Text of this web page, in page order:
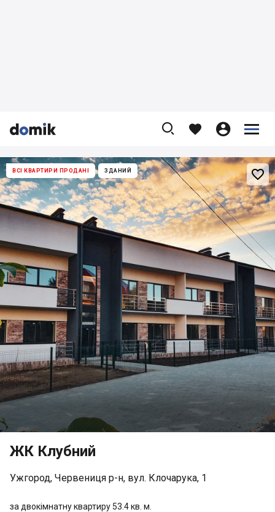


    


ВСІ КВАРТИРИ ПРОДАНІ ЗДАНИЙ 
ЖК Клубний
Ужгород, Червениця р-н, вул. Клочарука, 1
за двокімнатну квартиру 53.4 кв. м.